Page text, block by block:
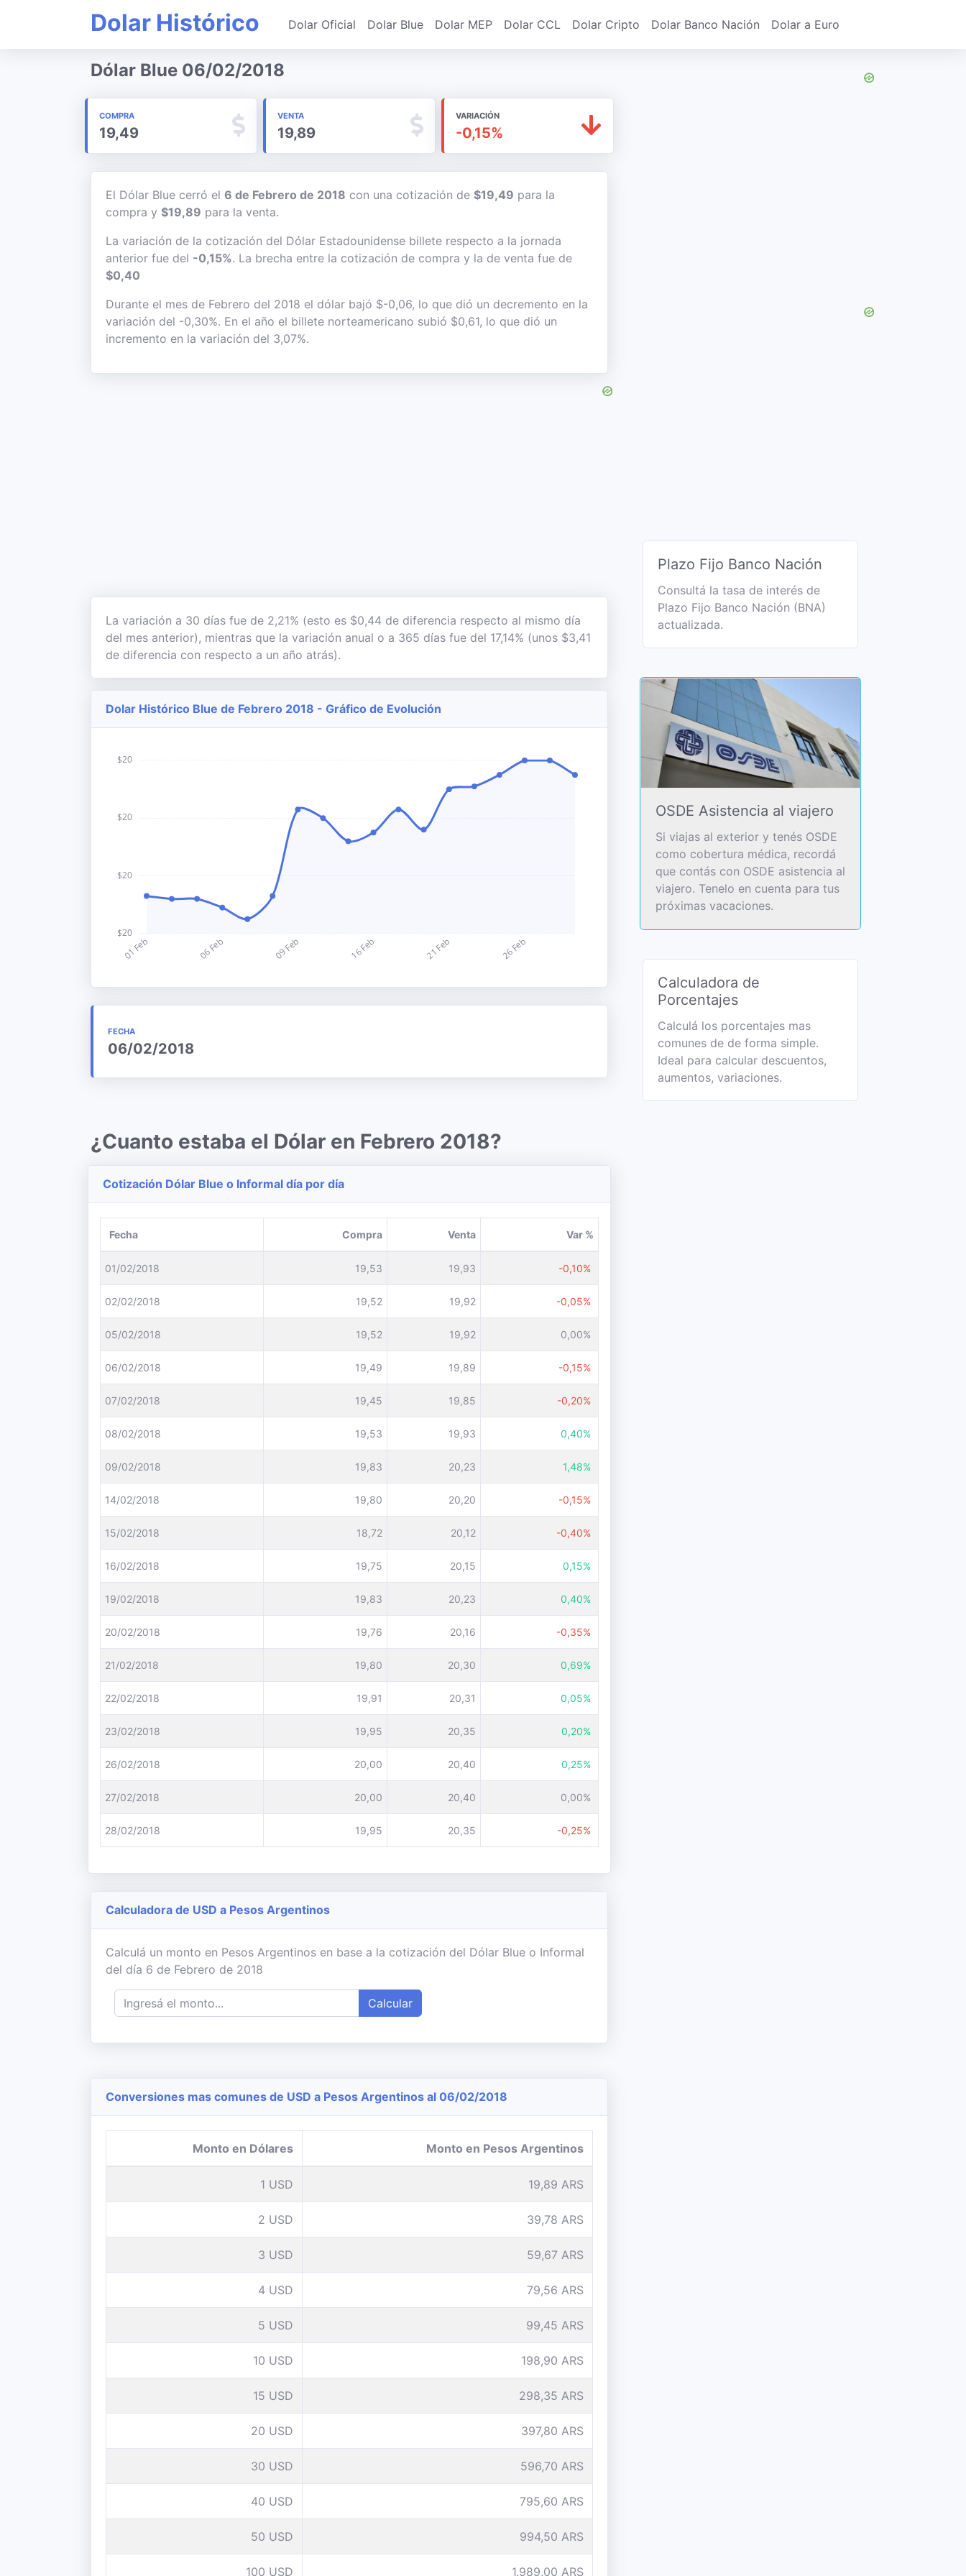
Dolar Histórico Dolar Oficial Dolar Blue Dolar MEP Dolar CCL Dolar Cripto Dolar Banco Nación Dolar a Euro
Dólar Blue 06/02/2018
COMPRA
19,49
VENTA
19,89
VARIACIÓN
-0,15%
El Dólar Blue cerró el 6 de Febrero de 2018 con una cotización de $19,49 para la
compra y $19,89 para la venta.
La variación de la cotización del Dólar Estadounidense billete respecto a la jornada
anterior fue del -0,15%. La brecha entre la cotización de compra y la de venta fue de
$0,40
Durante el mes de Febrero del 2018 el dólar bajó $-0,06, lo que dió un decremento en la
variación del -0,30%. En el año el billete norteamericano subió $0,61, lo que dió un
incremento en la variación del 3,07%.
La variación a 30 días fue de 2,21% (esto es $0,44 de diferencia respecto al mismo día
del mes anterior), mientras que la variación anual o a 365 días fue del 17,14% (unos $3,41
de diferencia con respecto a un año atrás).
Dolar Histórico Blue de Febrero 2018 - Gráfico de Evolución
FECHA
06/02/2018
¿Cuanto estaba el Dólar en Febrero 2018?
Cotización Dólar Blue o Informal día por día
Fecha Compra Venta Var %
01/02/2018 19,53 19,93 -0,10%
02/02/2018 19,52 19,92 -0,05%
05/02/2018 19,52 19,92 0,00%
06/02/2018 19,49 19,89 -0,15%
07/02/2018 19,45 19,85 -0,20%
08/02/2018 19,53 19,93 0,40%
09/02/2018 19,83 20,23 1,48%
14/02/2018 19,80 20,20 -0,15%
15/02/2018 18,72 20,12 -0,40%
16/02/2018 19,75 20,15 0,15%
19/02/2018 19,83 20,23 0,40%
20/02/2018 19,76 20,16 -0,35%
21/02/2018 19,80 20,30 0,69%
22/02/2018 19,91 20,31 0,05%
23/02/2018 19,95 20,35 0,20%
26/02/2018 20,00 20,40 0,25%
27/02/2018 20,00 20,40 0,00%
28/02/2018 19,95 20,35 -0,25%
Calculadora de USD a Pesos Argentinos
Calculá un monto en Pesos Argentinos en base a la cotización del Dólar Blue o Informal
del día 6 de Febrero de 2018
Calcular
Conversiones mas comunes de USD a Pesos Argentinos al 06/02/2018
Monto en Dólares Monto en Pesos Argentinos
1 USD 19,89 ARS
2 USD 39,78 ARS
3 USD 59,67 ARS
4 USD 79,56 ARS
5 USD 99,45 ARS
10 USD 198,90 ARS
15 USD 298,35 ARS
20 USD 397,80 ARS
30 USD 596,70 ARS
40 USD 795,60 ARS
50 USD 994,50 ARS
100 USD 1.989,00 ARS
Plazo Fijo Banco Nación
Consultá la tasa de interés de
Plazo Fijo Banco Nación (BNA)
actualizada.
OSDE Asistencia al viajero
Si viajas al exterior y tenés OSDE
como cobertura médica, recordá
que contás con OSDE asistencia al
viajero. Tenelo en cuenta para tus
próximas vacaciones.
Calculadora de
Porcentajes
Calculá los porcentajes mas
comunes de de forma simple.
Ideal para calcular descuentos,
aumentos, variaciones.